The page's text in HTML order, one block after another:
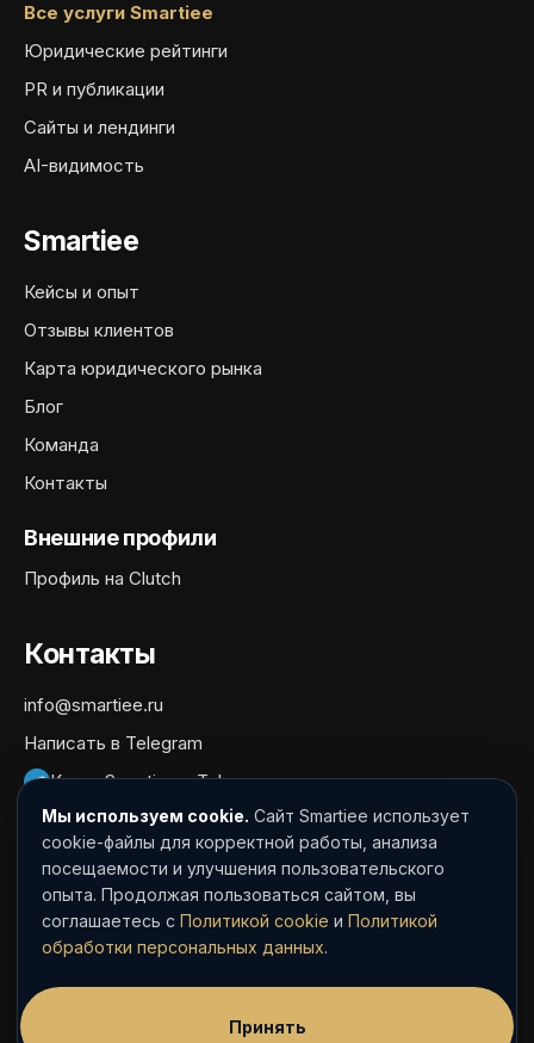
Все услуги Smartiee
Юридические рейтинги
PR и публикации
Сайты и лендинги
AI-видимость
Smartiee
Кейсы и опыт
Отзывы клиентов
Карта юридического рынка
Блог
Команда
Контакты
Внешние профили
Профиль на Clutch
Контакты
info@smartiee.ru
Написать в Telegram
Канал Smartiee в Telegram
Документы
Политика обработки персональных данных
Согласие на обработку персональных данных
Политика cookie
Пользовательское соглашение
Мы используем cookie. Сайт Smartiee использует
cookie-файлы для корректной работы, анализа
посещаемости и улучшения пользовательского
опыта. Продолжая пользоваться сайтом, вы
соглашаетесь с Политикой cookie и Политикой
обработки персональных данных.
Принять